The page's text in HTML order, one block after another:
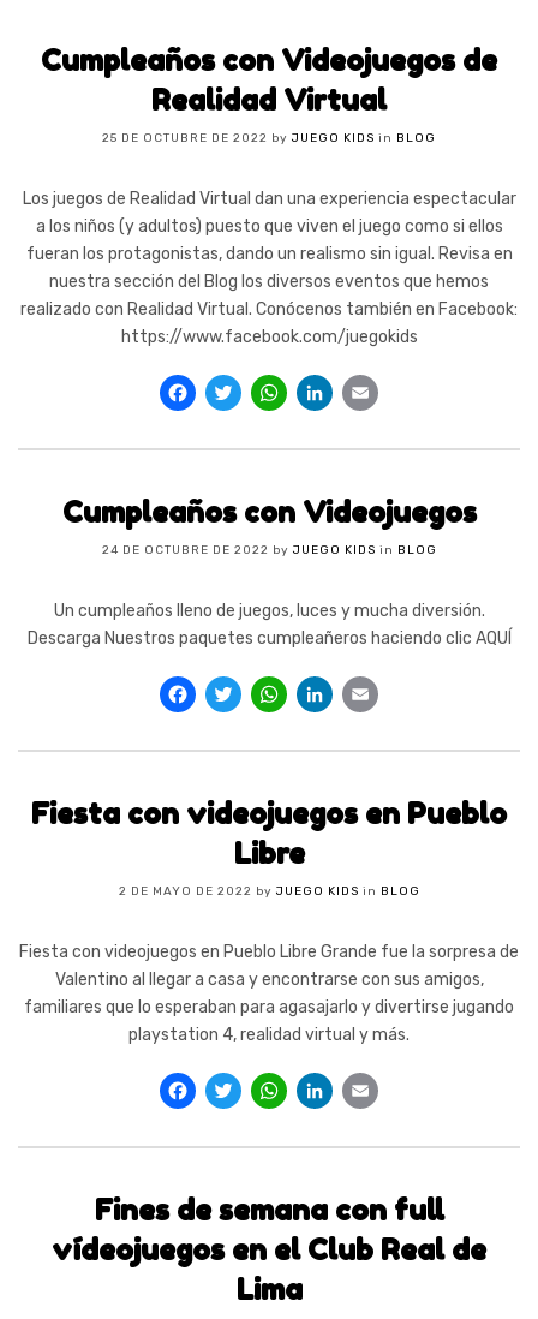
Cumpleaños con Videojuegos de
Realidad Virtual
25 DE OCTUBRE DE 2022 by JUEGO KIDS in BLOG
Los juegos de Realidad Virtual dan una experiencia espectacular
a los niños (y adultos) puesto que viven el juego como si ellos
fueran los protagonistas, dando un realismo sin igual. Revisa en
nuestra sección del Blog los diversos eventos que hemos
realizado con Realidad Virtual. Conócenos también en Facebook:
https://www.facebook.com/juegokids
Facebook
Twitter
WhatsApp
LinkedIn
Cumpleaños con Videojuegos
24 DE OCTUBRE DE 2022 by JUEGO KIDS in BLOG
Un cumpleaños lleno de juegos, luces y mucha diversión.
Descarga Nuestros paquetes cumpleañeros haciendo clic AQUÍ
Facebook
Twitter
WhatsApp
LinkedIn
Fiesta con videojuegos en Pueblo
Libre
2 DE MAYO DE 2022 by JUEGO KIDS in BLOG
Fiesta con videojuegos en Pueblo Libre Grande fue la sorpresa de
Valentino al llegar a casa y encontrarse con sus amigos,
familiares que lo esperaban para agasajarlo y divertirse jugando
playstation 4, realidad virtual y más.
Facebook
Twitter
WhatsApp
LinkedIn
Fines de semana con full
vídeojuegos en el Club Real de
Lima